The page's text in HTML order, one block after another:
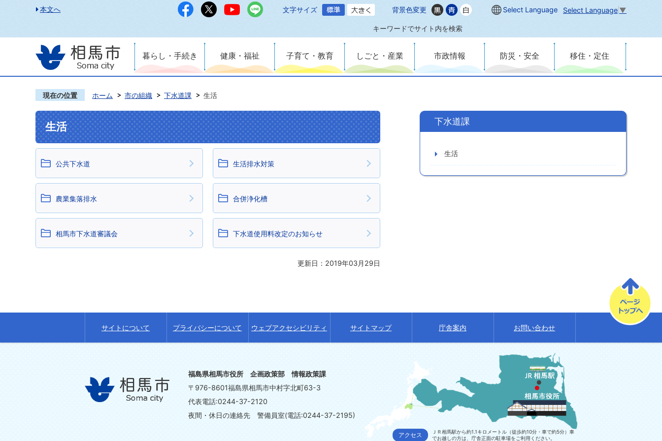
本文へ 文字サイズ 背景色変更 Select Language Select Language ▼
キーワードでサイト内を検索
暮らし・手続き 健康・福祉 子育て・教育 しごと・産業 市政情報 防災・安全 移住・定住
現在の位置 ホーム 市の組織 下水道課 生活
生活
公共下水道 生活排水対策
農業集落排水 合併浄化槽
相馬市下水道審議会 下水道使用料改定のお知らせ
更新日：2019年03月29日
下水道課
生活
サイトについて プライバシーについて ウェブアクセシビリティ サイトマップ 庁舎案内 お問い合わせ
福島県相馬市役所 企画政策部 情報政策課
〒976-8601福島県相馬市中村字北町63-3
代表電話:0244-37-2120
夜間・休日の連絡先 警備員室(電話:0244-37-2195)
アクセス
ＪＲ相馬駅から約1.1キロメートル（徒歩約10分・車で約5分）車
でお越しの方は、庁舎正面の駐車場をご利用ください。